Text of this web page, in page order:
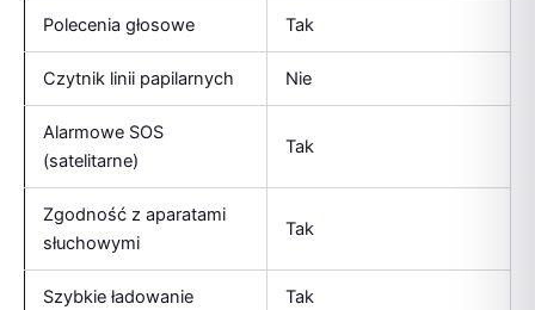
Polecenia głosowe Tak
Czytnik linii papilarnych Nie
Alarmowe SOS
(satelitarne)
Tak
Zgodność z aparatami
słuchowymi
Tak
Szybkie ładowanie Tak